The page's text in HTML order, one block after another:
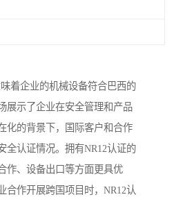
着企业的机械设备符合巴西的
展示了企业在安全管理和产品
化的背景下，国际客户和合作
全认证情况。拥有NR12认证的
作、设备出口等方面更具优
合作开展跨国项目时，NR12认